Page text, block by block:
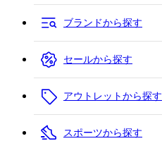
ブランドから探す
セールから探す
アウトレットから探す
スポーツから探す